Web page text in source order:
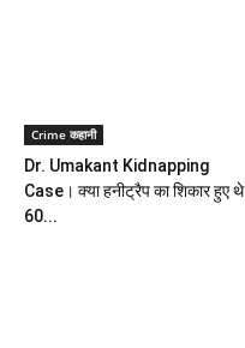
Crime कहानी
Dr. Umakant Kidnapping
Case। क्या हनीट्रैप का शिकार हुए थे
60...